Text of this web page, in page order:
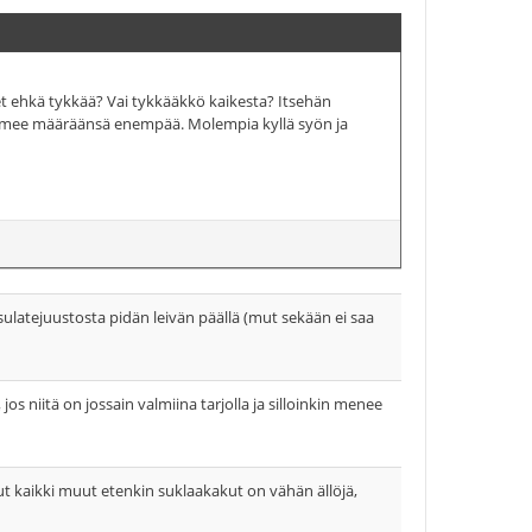
tykkää? Vai tykkääkkö kaikesta? Itsehän
määräänsä enempää. Molempia kyllä syön ja
pidän leivän päällä (mut sekään ei saa
niitä on jossain valmiina tarjolla ja silloinkin menee
kaikki muut etenkin suklaakakut on vähän ällöjä,